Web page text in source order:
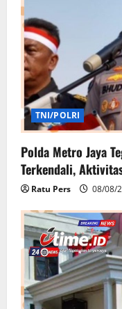
TNI/POLRI
Polda Metro Jaya
Terkendali,
Ratu Pers 08/08/